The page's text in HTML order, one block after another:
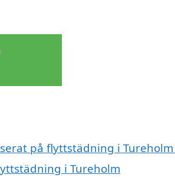
på flyttstädning i
i Tureholm